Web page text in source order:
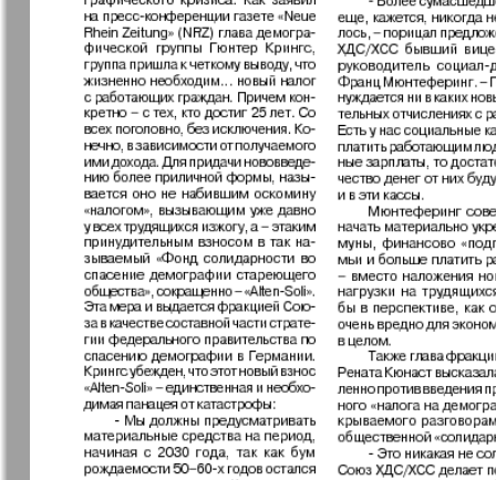
Германия плюс Давай
Домашний
кулинар
ресторан
Европа экспресс
меридиан
Закон и люди
записки
Известия BW Изюм